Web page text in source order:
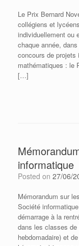
Le Prix Bernard
collégiens et
individuellement ou
chaque année,
concours de projets
mathématiques : le
[…]
informatique
Posted on 27/06/
Mémorandum sur
Société
démarrage à la
dans les classes de
hebdomadaire) et